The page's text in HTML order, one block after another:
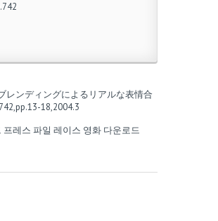
レンディングによるリアルな表情合
18,2004.3
프레스 파일 레이스 영화 다운로드